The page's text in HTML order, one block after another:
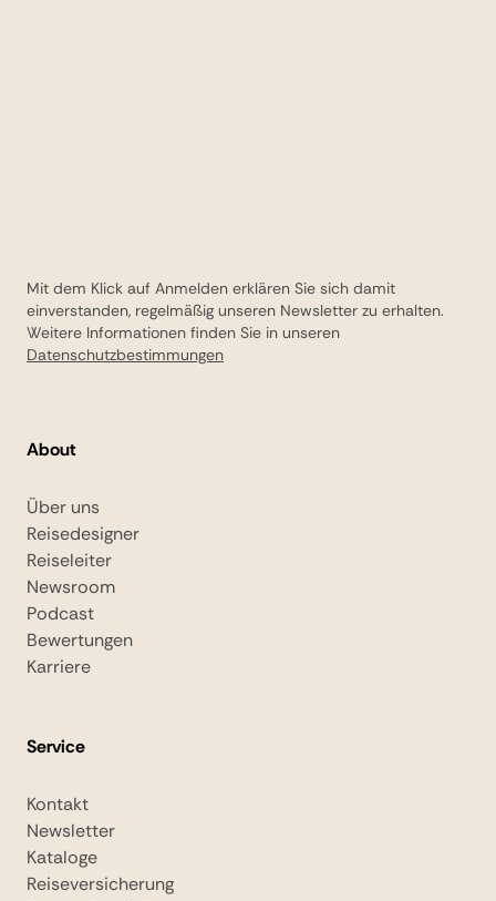
Mit dem Klick auf Anmelden erklären Sie sich damit
einverstanden, regelmäßig unseren Newsletter zu erhalten.
Weitere Informationen finden Sie in unseren
Datenschutzbestimmungen
About
Über uns
Reisedesigner
Reiseleiter
Newsroom
Podcast
Bewertungen
Karriere
Service
Kontakt
Newsletter
Kataloge
Reiseversicherung